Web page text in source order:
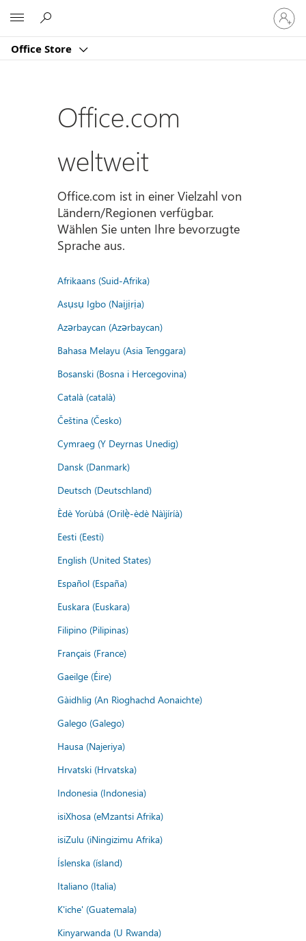
Office Store
Bei
Ihrem
Konto
Office.com
weltweit
Office.com ist in einer Vielzahl von
Ländern/Regionen verfügbar.
Wählen Sie unten Ihre bevorzugte
Sprache aus.
Afrikaans (Suid-Afrika)
Asụsụ Igbo (Naịjịrịa)
Azərbaycan (Azərbaycan)
Bahasa Melayu (Asia Tenggara)
Bosanski (Bosna i Hercegovina)
Català (català)
Čeština (Česko)
Cymraeg (Y Deyrnas Unedig)
Dansk (Danmark)
Deutsch (Deutschland)
Èdè Yorùbá (Orilẹ̀-èdè Nàìjíríà)
Eesti (Eesti)
English (United States)
Español (España)
Euskara (Euskara)
Filipino (Pilipinas)
Français (France)
Gaeilge (Éire)
Gàidhlig (An Rìoghachd Aonaichte)
Galego (Galego)
Hausa (Najeriya)
Hrvatski (Hrvatska)
Indonesia (Indonesia)
isiXhosa (eMzantsi Afrika)
isiZulu (iNingizimu Afrika)
Íslenska (ísland)
Italiano (Italia)
K'iche' (Guatemala)
Kinyarwanda (U Rwanda)